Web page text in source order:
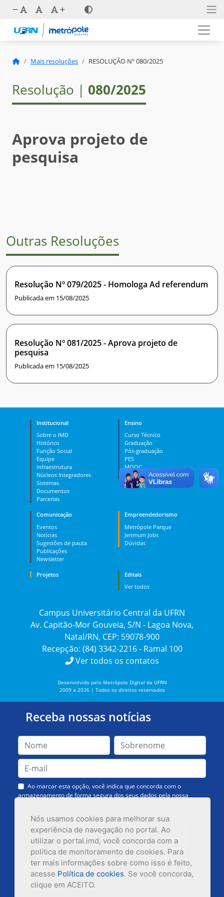
Nós usamos cookies para melhorar sua
experiência de navegação no portal. Ao
utilizar o portal.imd, você concorda com a
política de monitoramento de cookies. Para
ter mais informações sobre como isso é feito,
acesse Política de cookies. Se você concorda,
clique em ACEITO.
Mais resoluções RESOLUÇÃO Nº 080/2025
Resolução | 080/2025
Aprova projeto de
pesquisa
Outras Resoluções
Resolução Nº 079/2025 - Homologa Ad referendum
Publicada em 15/08/2025
Resolução Nº 081/2025 - Aprova projeto de
pesquisa
Publicada em 15/08/2025
Institucional
Sobre o IMD
Histórico
Função Social
Equipe
Infraestrutura
Núcleos Integradores
Sistemas
Documentos
Parcerias
Ensino
Curso Técnico
Graduação
Pós-graduação
PES
MOOC
Dúvidas
Comunicação
Eventos
Notícias
Sugestões de pauta
Publicações
Newsletter
Empreendedorismo
Metrópole Parque
Jerimum Jobs
Dúvidas
Projetos
Editais
Ver todos
Campus Universitário Central da UFRN
Av. Capitão-Mor Gouveia, S/N - Lagoa Nova,
Natal/RN, CEP: 59078-900
Recepção: (84) 3342-2216 - Ramal 100
Ver todos os contatos
Desenvolvido pelo Metrópole Digital da UFRN
2009 a 2026 | Todos os direitos reservados
Receba nossas notícias
Ao marcar esta opção, você indica que concorda com o
armazenamento de forma segura dos seus dados pela nossa
Inscrever-se